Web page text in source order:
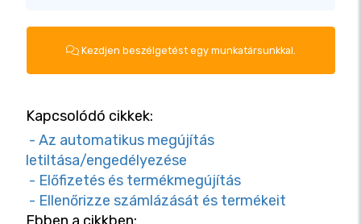
Kezdjen beszélgetést egy munkatársunkkal.
Kapcsolódó cikkek:
- Az automatikus megújítás
letiltása/engedélyezése
- Előfizetés és termékmegújítás
- Ellenőrizze számlázását és termékeit